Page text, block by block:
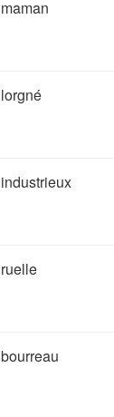
maman
lorgné
industrieux
ruelle
bourreau